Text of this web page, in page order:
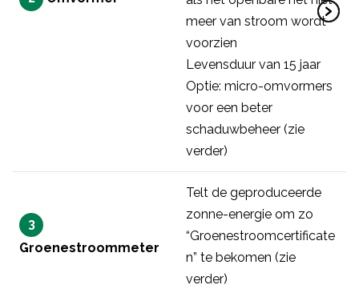
meer van stroom wordt
voorzien
Levensduur van 15 jaar
Optie: micro-omvormers
voor een beter
schaduwbeheer (zie
verder)
3
Groenestroommeter
Telt de geproduceerde
zonne-energie om zo
“Groenestroomcertificate
n” te bekomen (zie
verder)